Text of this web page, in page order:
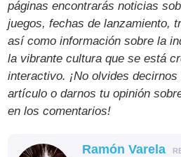
páginas encontrarás noticias
juegos, fechas de lanzamiento,
así como información sobre la
la vibrante cultura que se está
interactivo. ¡No olvides
artículo o darnos tu opinión
en los comentarios!
Ramón Varela